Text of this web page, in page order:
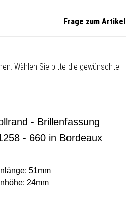
Frage zum Artikel
Wählen Sie bitte die gewünschte
- Brillenfassung
- 660 in Bordeaux
51mm
24mm